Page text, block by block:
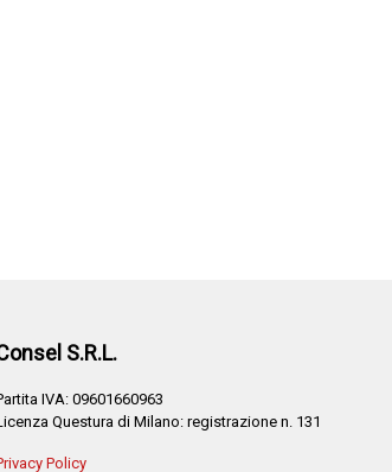
S.R.L.
IVA: 09601660963
Questura di Milano: registrazione n. 131
Policy